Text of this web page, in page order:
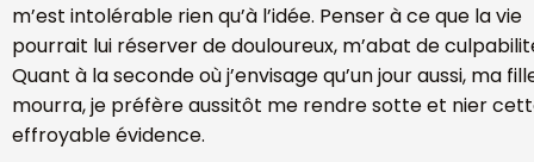
m’est intolérable rien qu’à l’idée. Penser à ce que la vie
pourrait lui réserver de douloureux, m’abat de
Quant à la seconde où j’envisage qu’un jour aussi, ma
mourra, je préfère aussitôt me rendre sotte et nier
effroyable évidence.